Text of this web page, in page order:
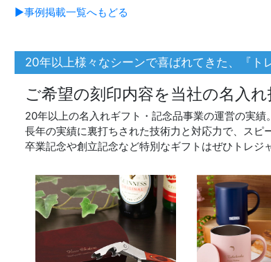
▶事例掲載一覧へもどる
20年以上様々なシーンで喜ばれてきた、『ト
ご希望の刻印内容を当社の名入
20年以上の名入れギフト・記念品事業の運営の実績。
長年の実績に裏打ちされた技術力と対応力で、スピ
卒業記念や創立記念など特別なギフトはぜひトレジ